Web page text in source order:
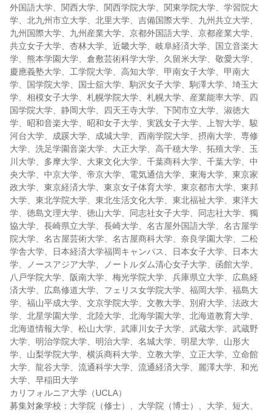
外国語大学、関西大学、関西学院大学、関東学院大学、学習院大
学、北九州市立大学、北里大学、吉備国際大学、九州共立大学、
九州国際大学、九州産業大学、京都外国語大学、京都産業大学、
共立女子大学、杏林大学、近畿大学、岐阜経済大学、国立音楽大
学、熊本学園大学、倉敷芸術科学大学、久留米大学、敬愛大学、
慶應義塾大学、工学院大学、高知大学、甲南女子大学、甲南大
学、国学院大学、国士舘大学、駒沢女子大学、駒澤大学、埼玉大
学、相模女子大学、札幌学院大学、札幌大学、産業能率大学、四
国学院大学、静岡大学、四天王寺大学、下関市立大学、淑徳大
学、昭和音楽大学、昭和女子大学、実践女子大学、上智大学、駿
河台大学、成蹊大学、成城大学、西南学院大学、摂南大学、専修
大学、洗足学園音楽大学、大正大学、高千穂大学、拓殖大学、玉
川大学、多摩大学、大東文化大学、千葉商科大学、千葉大学、中
央大学、中京大学、帝京大学、電気通信大学、東海大学、東京家
政大学、東京経済大学、東京女子体育大学、東京都市大学、東邦
大学、東北学院大学、東北生活文化大学、東北福祉大学、東洋大
学、徳島文理大学、徳山大学、同志社女子大学、同志社大学、獨
協大学、長崎県立大学、長崎大学、名古屋外国語大学、名古屋学
院大学、名古屋芸術大学、名古屋商科大学、奈良学園大学、二松
学舎大学、日本経済大学福岡キャンパス、日本女子大学、日本大
学、ノースアジア大学、ノートルダム清心女子大学、函館大学、
八戸学院大学、阪南大学、梅光学院大学、兵庫県立大学、広島経
済大学、広島修道大学、フェリス女学院大学、福岡大学、福島大
学、福山平成大学、文京学院大学、文教大学、別府大学、法政大
学、北星学園大学、北陸大学、北海学園大学、北海道教育大学、
北海道情報大学、松山大学、武庫川女子大学、武蔵大学、武蔵野
大学、明治学院大学、明治大学、名城大学、明星大学、山形大
学、山梨学院大学、横浜商科大学、立教大学、立正大学、立命館
大学、龍谷大学、流通科学大学、流通経済大学、麗澤大学、和光
大学、早稲田大学
カリフォルニア大学（UCLA）
募集対象学校：大学院（修士）、大学院（博士）、大学、短大、